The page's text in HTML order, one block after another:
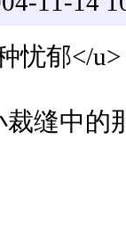
忧郁</
缝中的